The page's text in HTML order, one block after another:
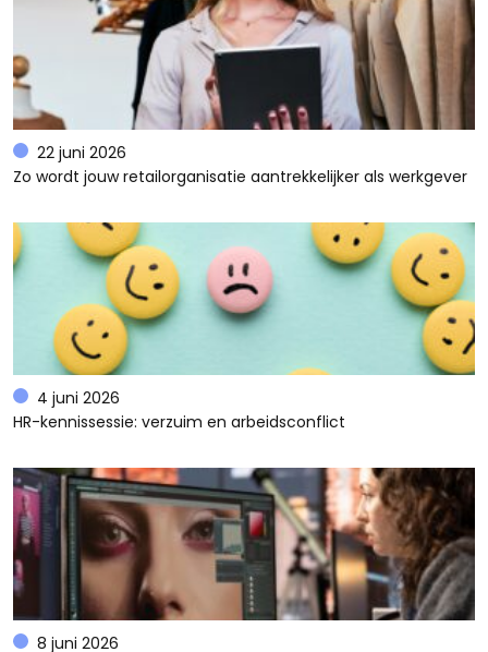
22 juni 2026
Zo wordt jouw retailorganisatie aantrekkelijker als werkgever
4 juni 2026
HR-kennissessie: verzuim en arbeidsconflict
8 juni 2026